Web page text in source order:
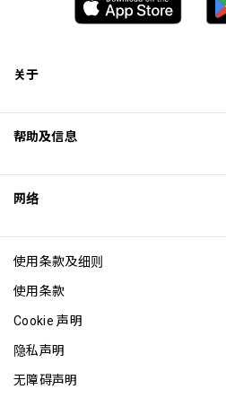
关于
Excellence Awards
博客
帮助及信息
网络
使用条款及细则
使用条款
Cookie 声明
隐私声明
无障碍声明